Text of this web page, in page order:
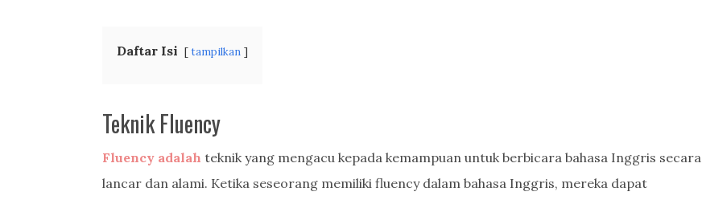
Daftar Isi tampilkan
Teknik Fluency
Fluency adalah teknik yang mengacu kepada kemampuan untuk berbicara bahasa Inggris secara
lancar dan alami. Ketika seseorang memiliki fluency dalam bahasa Inggris, mereka dapat